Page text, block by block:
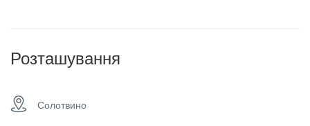
Розташування
Солотвино